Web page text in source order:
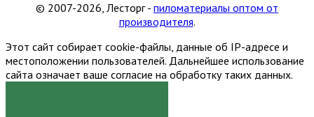
© 2007-2026, Лесторг - пиломатериалы оптом от
производителя.
Этот сайт собирает cookie-файлы, данные об IP-адресе и
местоположении пользователей. Дальнейшее использование
сайта означает ваше согласие на обработку таких данных.